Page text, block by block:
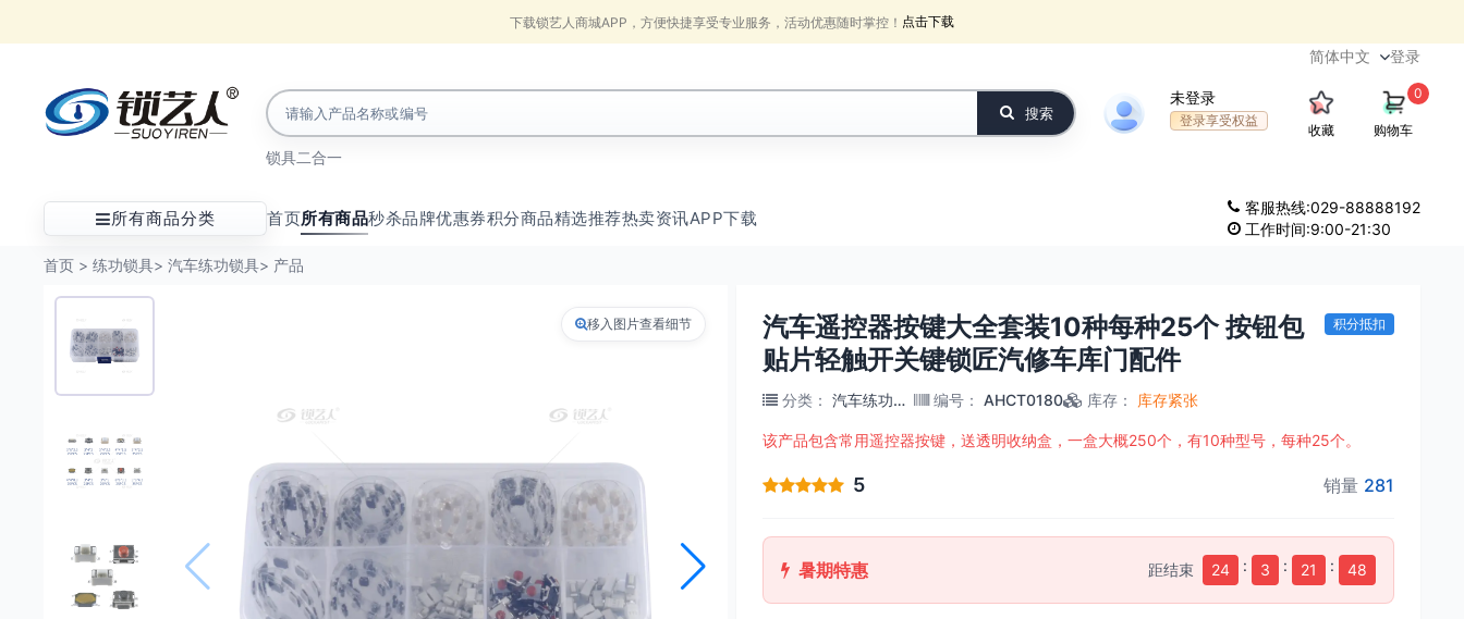
下载锁艺人商城APP，方便快捷享受专业服务，活动优惠随时掌控！ 点击下载
登录
搜索
锁具二合一
未登录
登录享受权益
收藏 购物车
0
所有商品分类 首页所有商品秒杀品牌优惠券积分商品精选推荐热卖资讯APP下载
客服热线:029-88888192
工作时间:9:00-21:30
首页 > 练功锁具> 汽车练功锁具> 产品
移入图片查看细节
汽车遥控器按键大全套装10种每种25个 按钮包
贴片轻触开关键锁匠汽修车库门配件
积分抵扣
分类 ： 汽车练功锁具 编号 ： AHCT0180 库存 ： 库存紧张
该产品包含常用遥控器按键，送透明收纳盒，一盒大概250个，有10种型号，每种25个。
5 销量 281
暑期特惠 距结束 24 : 3 : 21 : 47